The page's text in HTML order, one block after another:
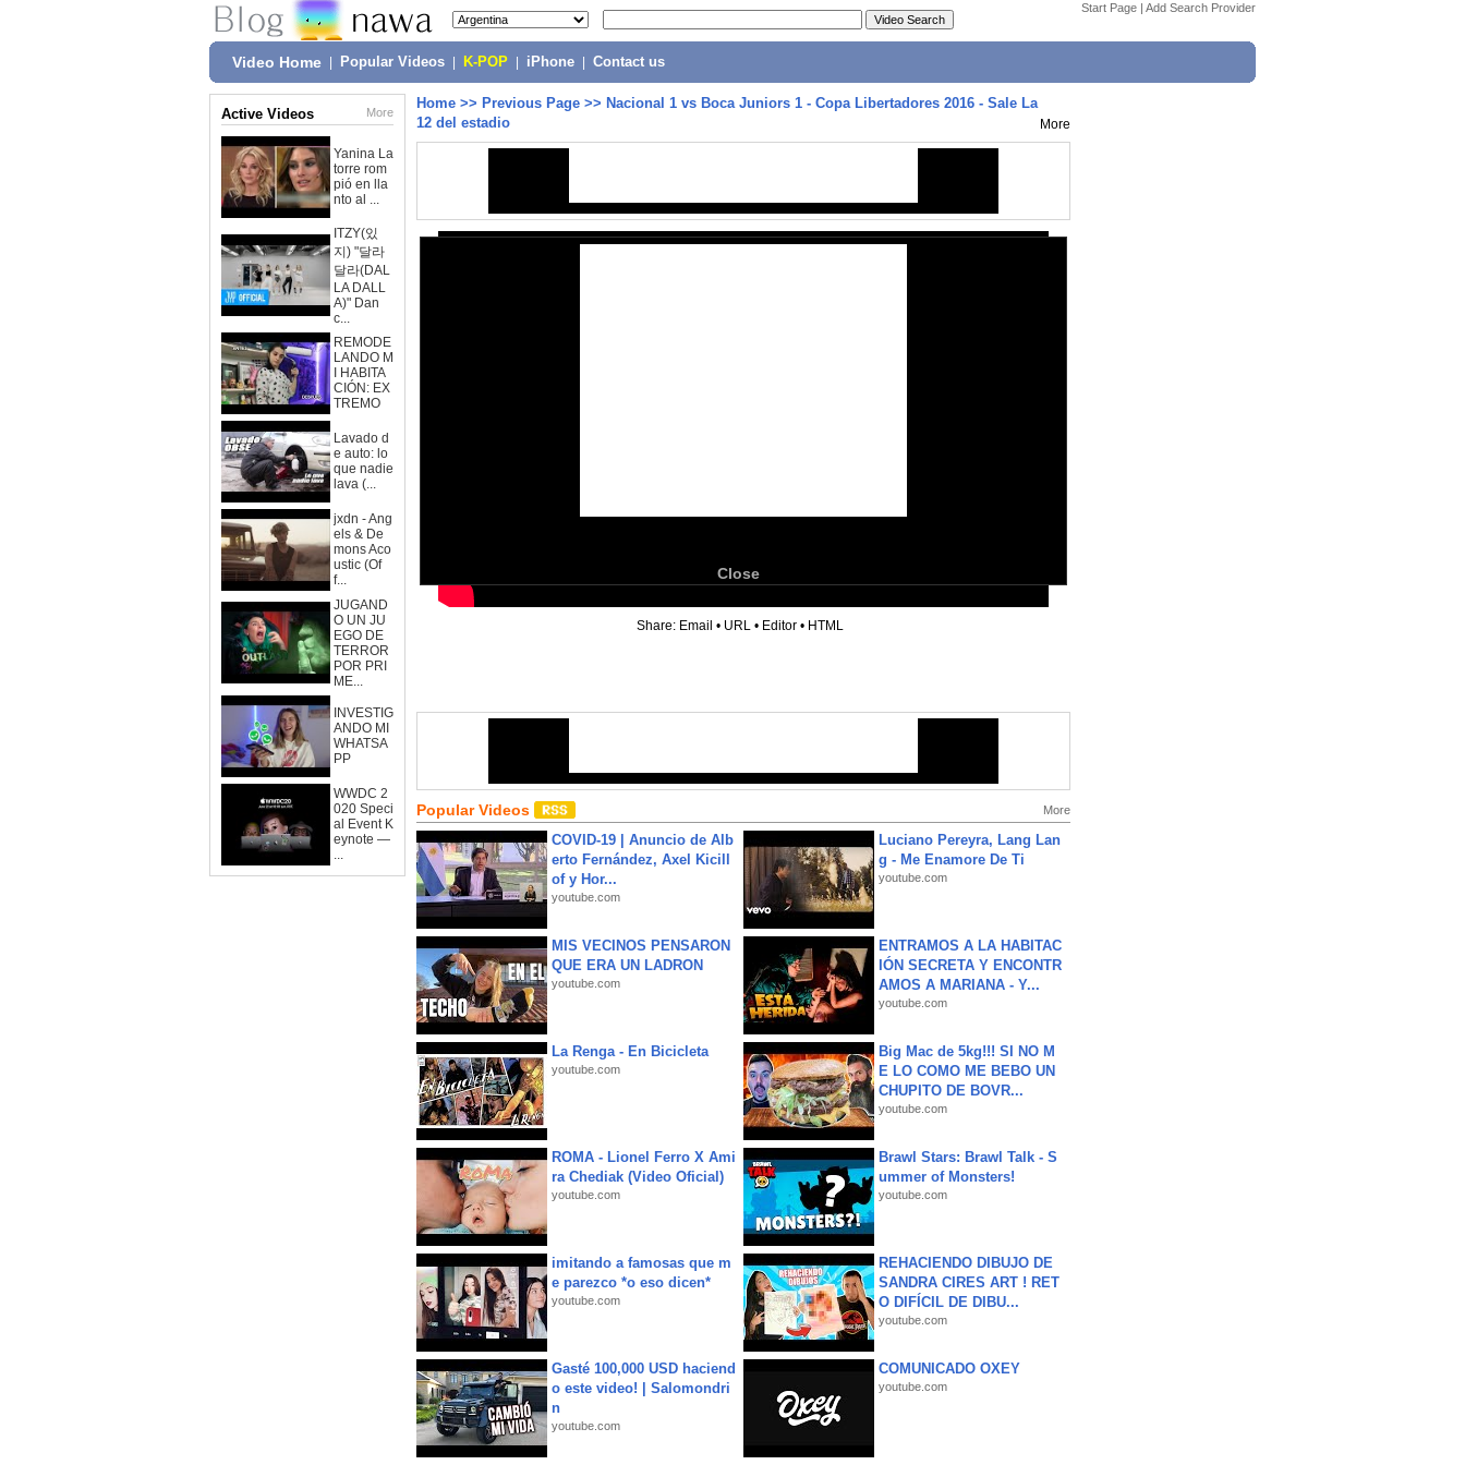
Start Page | Add Search Provider
Video Home Popular Videos K-POP iPhone Contact us
Active Videos More
Yanina La
torre rom
pió en lla
nto al ...
ITZY(있
지) "달라
달라(DAL
LA DALL
A)" Dan
c...
REMODE
LANDO M
I HABITA
CIÓN: EX
TREMO
Lavado d
e auto: lo
que nadie
lava (...
jxdn - Ang
els & De
mons Aco
ustic (Of
f...
JUGAND
O UN JU
EGO DE
TERROR
POR PRI
ME...
INVESTIG
ANDO MI
WHATSA
PP
WWDC 2
020 Speci
al Event K
eynote —
...
Home >> Previous Page >> Nacional 1 vs Boca Juniors 1 - Copa Libertadores 2016 - Sale La
12 del estadio
More
Close
Share: Email • URL • Editor • HTML
Popular Videos More
COVID-19 | Anuncio de Alb
erto Fernández, Axel Kicill
of y Hor...
youtube.com
Luciano Pereyra, Lang Lan
g - Me Enamore De Ti
youtube.com
MIS VECINOS PENSARON
QUE ERA UN LADRON
youtube.com
ENTRAMOS A LA HABITAC
IÓN SECRETA Y ENCONTR
AMOS A MARIANA - Y...
youtube.com
La Renga - En Bicicleta
youtube.com
Big Mac de 5kg!!! SI NO M
E LO COMO ME BEBO UN
CHUPITO DE BOVR...
youtube.com
ROMA - Lionel Ferro X Ami
ra Chediak (Video Oficial)
youtube.com
Brawl Stars: Brawl Talk - S
ummer of Monsters!
youtube.com
imitando a famosas que m
e parezco *o eso dicen*
youtube.com
REHACIENDO DIBUJO DE
SANDRA CIRES ART ! RET
O DIFÍCIL DE DIBU...
youtube.com
Gasté 100,000 USD haciend
o este video! | Salomondri
n
youtube.com
COMUNICADO OXEY
youtube.com